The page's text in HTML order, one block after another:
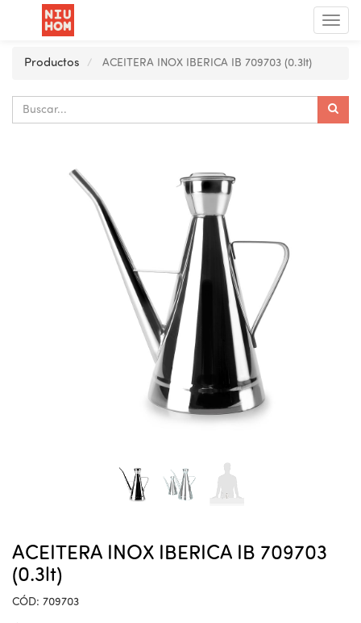
Menú
de
Productos
ACEITERA INOX IBERICA IB 709703 (0.3lt)
ACEITERA INOX IBERICA IB 709703
(0.3lt)
CÓD: 709703